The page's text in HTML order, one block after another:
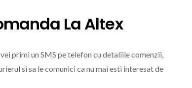
La Altex
primi un SMS pe telefon cu detaliile comenzii,
si sa le comunici ca nu mai esti interesat de